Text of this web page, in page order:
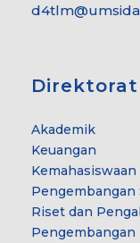
Direktorat
Akademik
Keuangan
Pengembangan
Riset dan